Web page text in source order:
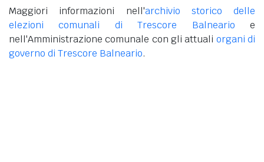
Maggiori informazioni nell'archivio storico delle
elezioni comunali di Trescore Balneario e
nell'Amministrazione comunale con gli attuali organi di
governo di Trescore Balneario.